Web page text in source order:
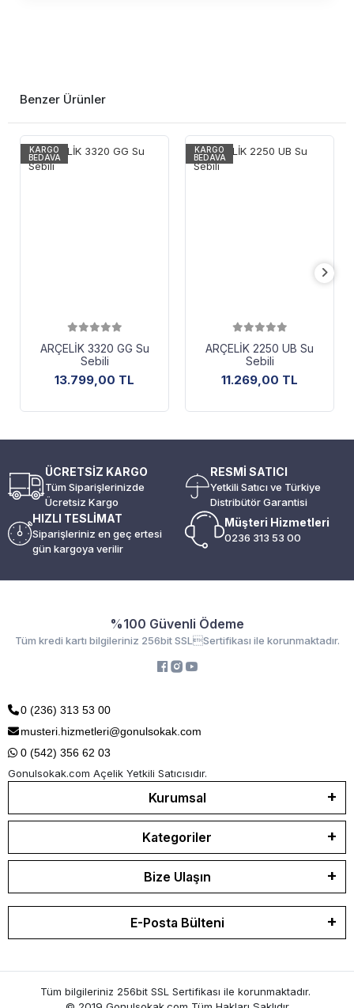
Benzer Ürünler
KARGO
BEDAVA
ARÇELİK 3320 GG Su
Sebili
13.799,00 TL
KARGO
BEDAVA
ARÇELİK 2250 UB Su
Sebili
11.269,00 TL
ÜCRETSİZ KARGO
Tüm Siparişlerinizde
Ücretsiz Kargo
RESMİ SATICI
Yetkili Satıcı ve Türkiye
Distribütör Garantisi
HIZLI TESLİMAT
Siparişleriniz en geç ertesi
gün kargoya verilir
Müşteri Hizmetleri
0236 313 53 00
%100 Güvenli Ödeme
Tüm kredi kartı bilgileriniz 256bit SSLSertifikası ile korunmaktadır.
0 (236) 313 53 00
musteri.hizmetleri@gonulsokak.com
0 (542) 356 62 03
Gonulsokak.com Açelik Yetkili Satıcısıdır.
Kurumsal
Kategoriler
Bize Ulaşın
E-Posta Bülteni
Tüm bilgileriniz 256bit SSL Sertifikası ile korunmaktadır.